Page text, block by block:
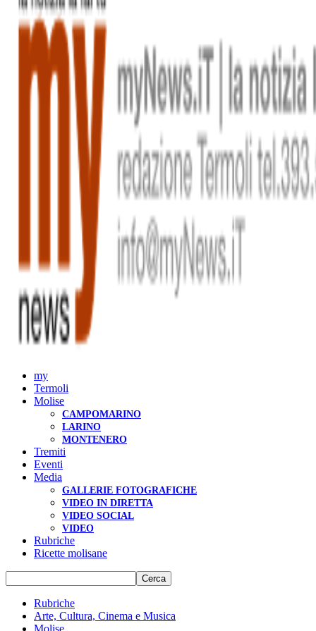
my
Termoli
Molise
CAMPOMARINO
LARINO
MONTENERO
Tremiti
Eventi
Media
GALLERIE FOTOGRAFICHE
VIDEO IN DIRETTA
VIDEO SOCIAL
VIDEO
Rubriche
Ricette molisane
Rubriche
Arte, Cultura, Cinema e Musica
Molise